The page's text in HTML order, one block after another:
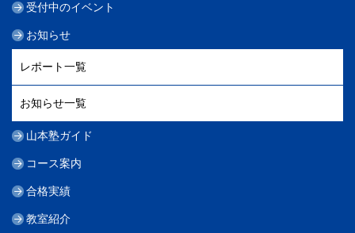
受付中のイベント
お知らせ
レポート一覧
お知らせ一覧
山本塾ガイド
コース案内
合格実績
教室紹介